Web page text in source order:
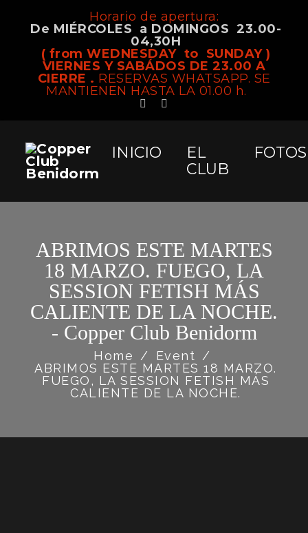
Horario de apertura:
De MIÉRCOLES a DOMINGOS 23.00-
04,30H
( from WEDNESDAY to SUNDAY )
VIERNES Y SABÁDOS DE 23.00 A
CIERRE . RESERVAS WHATSAPP. SE
MANTIENEN HASTA LA 01.00 h.
INICIO
EL
CLUB
FOTOS
ABRIMOS ESTE MARTES
18 MARZO. FUEGO, LA
SESSION FETISH MÁS
CALIENTE DE LA NOCHE.
- Copper Club Benidorm
Home / Event /
ABRIMOS ESTE MARTES 18 MARZO.
FUEGO, LA SESSION FETISH MÁS
CALIENTE DE LA NOCHE.